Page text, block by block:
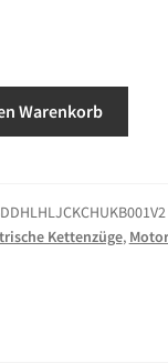
Warenkorb
Kettenzüge,